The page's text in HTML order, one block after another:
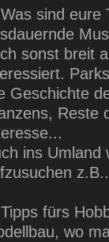
sind eure
sonst breit
Geschichte
Reste
ins Umland
z.B..
fürs
wo